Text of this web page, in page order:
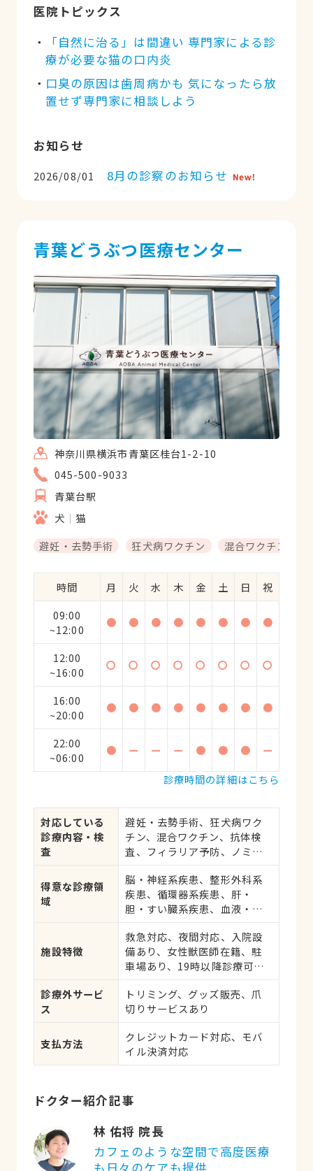
医院トピックス
「自然に治る」は間違い 専門家による診
療が必要な猫の口内炎
口臭の原因は歯周病かも 気になったら放
置せず専門家に相談しよう
お知らせ
2026/08/01 8月の診察のお知らせ
青葉どうぶつ医療センター
神奈川県横浜市青葉区桂台1-2-10
045-500-9033
青葉台駅
犬
猫
避妊・去勢手術
狂犬病ワクチン 混合ワクチン
時間 月 火 水 木 金 土 日
祝
09:00
~12:00
● ● ● ● ● ● ● ●
12:00
~16:00
〇 〇 〇 〇 〇 〇 〇 〇
16:00
~20:00
● ● ● ● ● ● ● ●
22:00
~06:00
● ー ー ー ● ● ●
ー
診療時間の詳細はこちら
対応している
診療内容・検
査
避妊・去勢手術、狂犬病ワク
チン、混合ワクチン、抗体検
査、フィラリア予防、ノミ・
応、健康診断、各種検査、外
科手術
得意な診療領
域
脳・神経系疾患、整形外科系
疾患、循環器系疾患、肝・
胆・すい臓系疾患、血液・免
系疾患、腎・泌尿器系疾患、
腫瘍・がん、歯と口腔系疾患
施設特徴
救急対応、夜間対応、入院設
備あり、女性獣医師在籍、駐
車場あり、19時以降診療可、
日診療
診療外サービ
ス
トリミング、グッズ販売、爪
切りサービスあり
支払方法
クレジットカード対応、モバ
イル決済対応
ドクター紹介記事
林 佑将 院長
カフェのような空間で高度医療
も日々のケアも提供